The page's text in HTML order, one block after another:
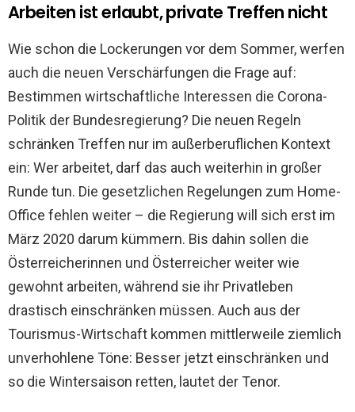
Arbeiten ist erlaubt, private Treffen nicht
Wie schon die Lockerungen vor dem Sommer, werfen
auch die neuen Verschärfungen die Frage auf:
Bestimmen wirtschaftliche Interessen die Corona-
Politik der Bundesregierung? Die neuen Regeln
schränken Treffen nur im außerberuflichen Kontext
ein: Wer arbeitet, darf das auch weiterhin in großer
Runde tun. Die gesetzlichen Regelungen zum Home-
Office fehlen weiter – die Regierung will sich erst im
März 2020 darum kümmern. Bis dahin sollen die
Österreicherinnen und Österreicher weiter wie
gewohnt arbeiten, während sie ihr Privatleben
drastisch einschränken müssen. Auch aus der
Tourismus-Wirtschaft kommen mittlerweile ziemlich
unverhohlene Töne: Besser jetzt einschränken und
so die Wintersaison retten, lautet der Tenor.